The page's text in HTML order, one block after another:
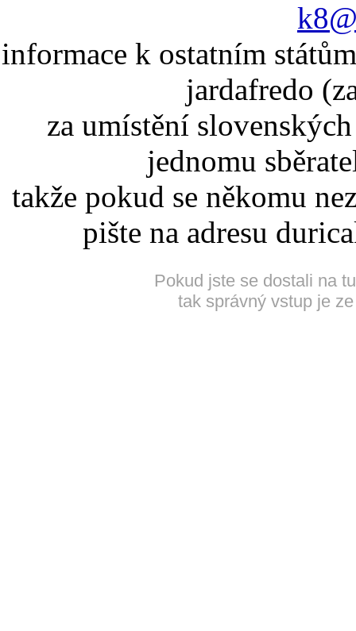
informace k ostatním
jardafredo
za umístění
jednomu
takže pokud se někomu
pište na adresu
Pokud jste se dostali na
tak správný vstup je